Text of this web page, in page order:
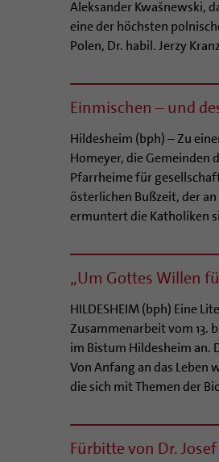
Aleksander Kwašnewski,
eine der höchsten
Polen, Dr. habil. Jerzy
Einmischen – und
Hildesheim (bph) – Zu
Homeyer, die Gemeinden
Pfarrheime für
österlichen Bußzeit, der
ermuntert die Katholiken
„Um Gottes Willen
HILDESHEIM (bph) Eine
Zusammenarbeit vom 13.
im Bistum Hildesheim an.
Von Anfang an das Leben
die sich mit Themen der
Fürbitte von Dr.